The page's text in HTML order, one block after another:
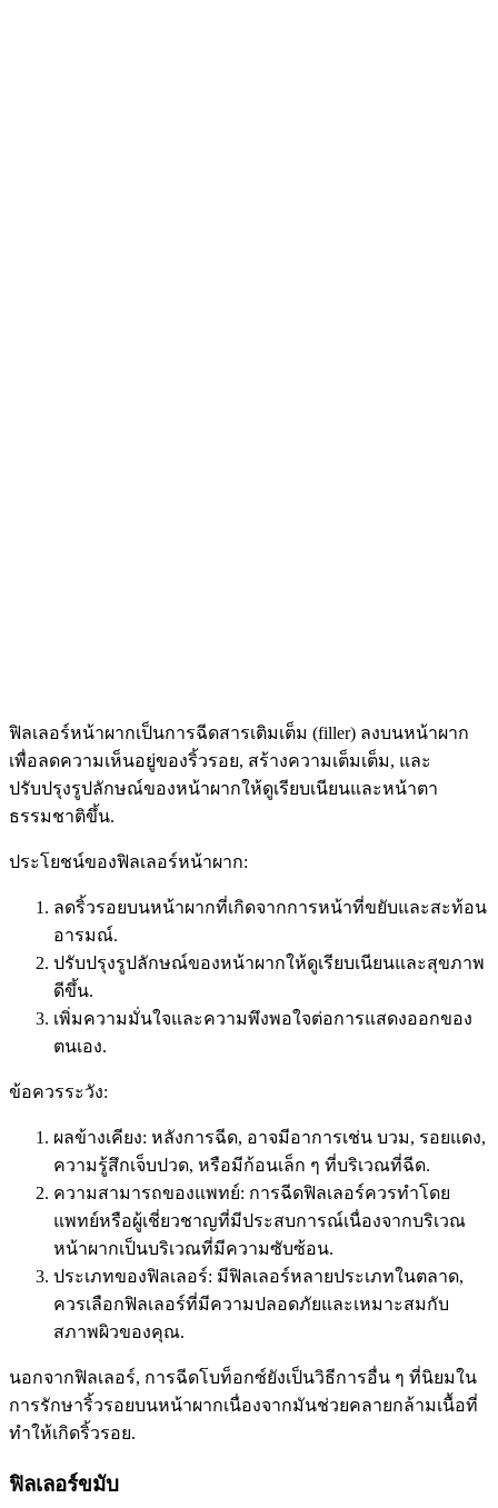
ฟิลเลอร์หน้าผากเป็นการฉีดสารเติมเต็ม (filler) ลงบนหน้าผาก
เพื่อลดความเห็นอยู่ของริ้วรอย, สร้างความเต็มเต็ม, และ
ปรับปรุงรูปลักษณ์ของหน้าผากให้ดูเรียบเนียนและหน้าตา
ธรรมชาติขึ้น.
ประโยชน์ของฟิลเลอร์หน้าผาก:
ลดริ้วรอยบนหน้าผากที่เกิดจากการหน้าที่ขยับและสะท้อน
อารมณ์.
ปรับปรุงรูปลักษณ์ของหน้าผากให้ดูเรียบเนียนและสุขภาพ
ดีขึ้น.
เพิ่มความมั่นใจและความพึงพอใจต่อการแสดงออกของ
ตนเอง.
ข้อควรระวัง:
ผลข้างเคียง: หลังการฉีด, อาจมีอาการเช่น บวม, รอยแดง,
ความรู้สึกเจ็บปวด, หรือมีก้อนเล็ก ๆ ที่บริเวณที่ฉีด.
ความสามารถของแพทย์: การฉีดฟิลเลอร์ควรทำโดย
แพทย์หรือผู้เชี่ยวชาญที่มีประสบการณ์เนื่องจากบริเวณ
หน้าผากเป็นบริเวณที่มีความซับซ้อน.
ประเภทของฟิลเลอร์: มีฟิลเลอร์หลายประเภทในตลาด,
ควรเลือกฟิลเลอร์ที่มีความปลอดภัยและเหมาะสมกับ
สภาพผิวของคุณ.
นอกจากฟิลเลอร์, การฉีดโบท็อกซ์ยังเป็นวิธีการอื่น ๆ ที่นิยมใน
การรักษาริ้วรอยบนหน้าผากเนื่องจากมันช่วยคลายกล้ามเนื้อที่
ทำให้เกิดริ้วรอย.
ฟิลเลอร์ขมับ